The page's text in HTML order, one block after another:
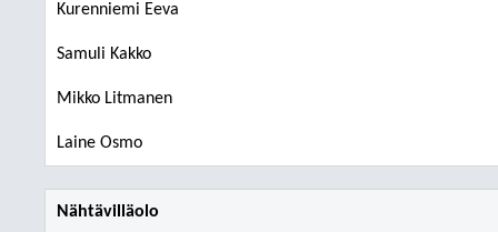
Kurenniemi Eeva
Samuli Kakko
Mikko Litmanen
Laine Osmo
Nähtävilläolo